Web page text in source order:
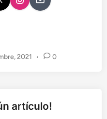
2021 • 0
artículo!